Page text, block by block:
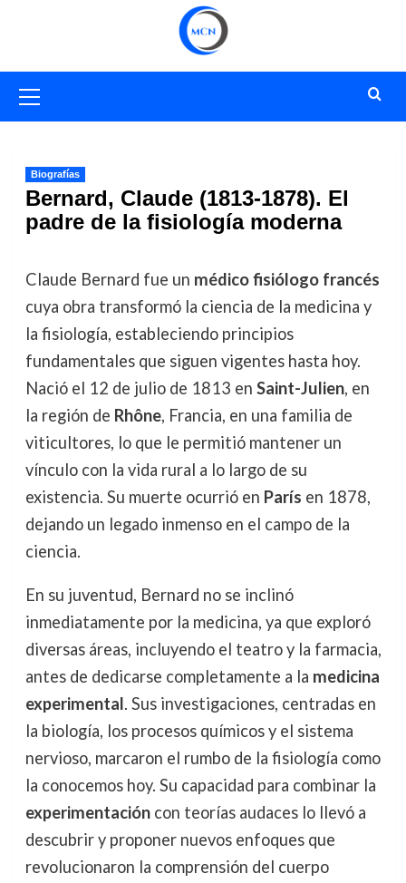
primario
Biografías
Bernard, Claude (1813-1878). El
padre de la fisiología moderna
Claude Bernard fue un médico fisiólogo francés
cuya obra transformó la ciencia de la medicina y
la fisiología, estableciendo principios
fundamentales que siguen vigentes hasta hoy.
Nació el 12 de julio de 1813 en Saint-Julien, en
la región de Rhône, Francia, en una familia de
viticultores, lo que le permitió mantener un
vínculo con la vida rural a lo largo de su
existencia. Su muerte ocurrió en París en 1878,
dejando un legado inmenso en el campo de la
ciencia.
En su juventud, Bernard no se inclinó
inmediatamente por la medicina, ya que exploró
diversas áreas, incluyendo el teatro y la farmacia,
antes de dedicarse completamente a la medicina
experimental. Sus investigaciones, centradas en
la biología, los procesos químicos y el sistema
nervioso, marcaron el rumbo de la fisiología como
la conocemos hoy. Su capacidad para combinar la
experimentacióncon teorías audaces lo llevó a
descubrir y proponer nuevos enfoques que
revolucionaron la comprensión del cuerpo